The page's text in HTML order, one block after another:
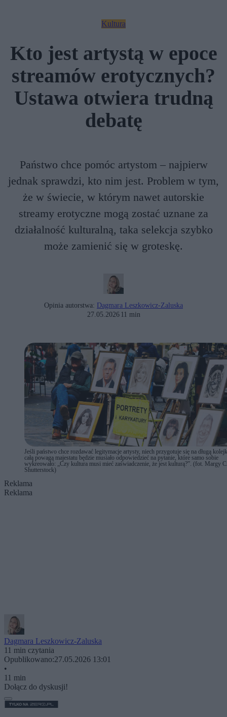
Kultura
Kto jest artystą w epoce
streamów erotycznych?
Ustawa otwiera trudną
debatę
Państwo chce pomóc artystom – najpierw
jednak sprawdzi, kto nim jest. Problem w tym,
że w świecie, w którym nawet autorskie
streamy erotyczne mogą zostać uznane za
działalność kulturalną, taka selekcja szybko
może zamienić się w groteskę.
Opinia autorstwa: Dagmara Leszkowicz-Zaluska
27.05.2026 11 min
Jeśli państwo chce rozdawać legitymacje artysty, niech przygotuje się na długą
całą powagą majestatu będzie musiało odpowiedzieć na pytanie, które samo sobie
wykreowało: „Czy kultura musi mieć zaświadczenie, że jest kulturą?”. (fot. Margy
Shutterstock)
Reklama
Reklama
Dagmara Leszkowicz-Zaluska
11 min czytania
Opublikowano:27.05.2026 13:01
•
11 min
Dołącz do dyskusji!